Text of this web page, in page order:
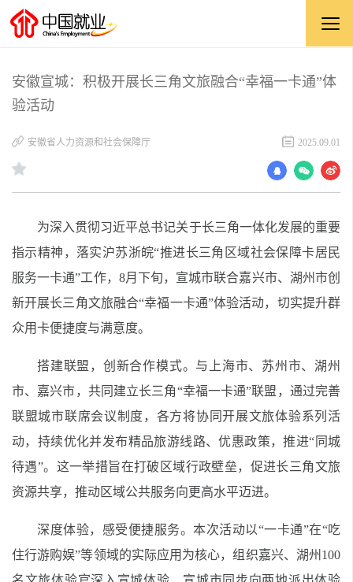
安徽宣城：积极开展长三角文旅融合“幸福一卡通”体
验活动
安徽省人力资源和社会保障厅 2025.09.01
为深入贯彻习近平总书记关于长三角一体化发展的重要
指示精神，落实沪苏浙皖“推进长三角区域社会保障卡居民
服务一卡通”工作，8月下旬，宣城市联合嘉兴市、湖州市创
新开展长三角文旅融合“幸福一卡通”体验活动，切实提升群
众用卡便捷度与满意度。
搭建联盟，创新合作模式。与上海市、苏州市、湖州
市、嘉兴市，共同建立长三角“幸福一卡通”联盟，通过完善
联盟城市联席会议制度，各方将协同开展文旅体验系列活
动，持续优化并发布精品旅游线路、优惠政策，推进“同城
待遇”。这一举措旨在打破区域行政壁垒，促进长三角文旅
资源共享，推动区域公共服务向更高水平迈进。
深度体验，感受便捷服务。本次活动以“一卡通”在“吃
住行游购娱”等领域的实际应用为核心，组织嘉兴、湖州100